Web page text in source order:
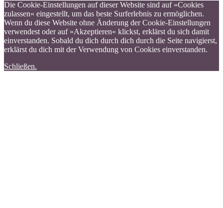
Die Cookie-Einstellungen auf dieser Website sind auf »Cookies
zulassen« eingestellt, um das beste Surferlebnis zu ermöglichen.
Wenn du diese Website ohne Änderung der Cookie-Einstellungen
verwendest oder auf »Akzeptieren« klickst, erklärst du sich damit
einverstanden. Sobald du dich durch dich durch die Seite navigierst,
erklärst du dich mit der Verwendung von Cookies einverstanden.
Schließen.